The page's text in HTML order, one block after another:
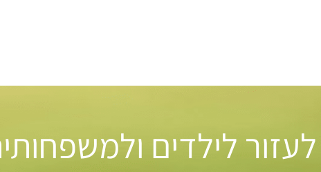
לעזור לילדים